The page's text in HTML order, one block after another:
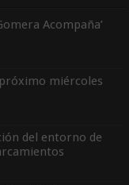
Acompaña’
miércoles
del entorno de